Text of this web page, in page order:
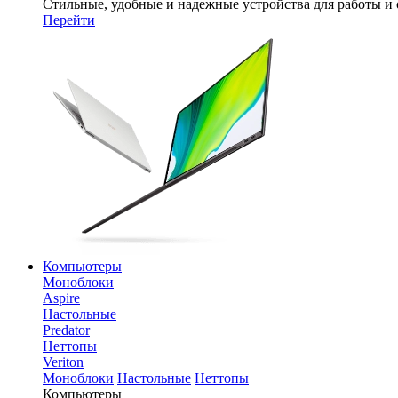
Стильные, удобные и надежные устройства для работы и
Перейти
Компьютеры
Моноблоки
Aspire
Настольные
Predator
Неттопы
Veriton
Моноблоки Настольные Неттопы
Компьютеры